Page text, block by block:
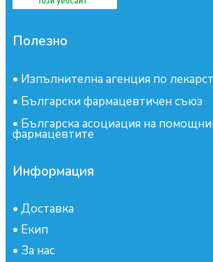
Полезно
• Изпълнителна агенция по
• Български фармацевтичен съюз
• Българска асоциация на
фармацевтите
Информация
• Доставка
• Екип
• За нас